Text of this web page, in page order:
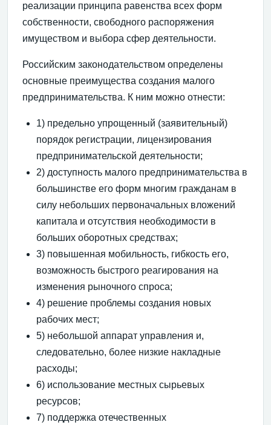
реализации принципа равенства всех форм
собственности, свободного распоряжения
имуществом и выбора сфер деятельности.
Российским законодательством определены
основные преимущества создания малого
предпринимательства. К ним можно отнести:
1) предельно упрощенный (заявительный)
порядок регистрации, лицензирования
предпринимательской деятельности;
2) доступность малого предпринимательства в
большинстве его форм многим гражданам в
силу небольших первоначальных вложений
капитала и отсутствия необходимости в
больших оборотных средствах;
3) повышенная мобильность, гибкость его,
возможность быстрого реагирования на
изменения рыночного спроса;
4) решение проблемы создания новых
рабочих мест;
5) небольшой аппарат управления и,
следовательно, более низкие накладные
расходы;
6) использование местных сырьевых
ресурсов;
7) поддержка отечественных